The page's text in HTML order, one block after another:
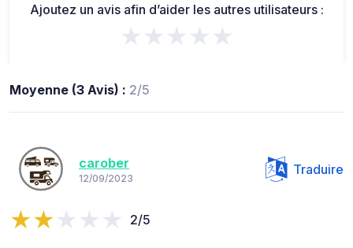
Ajoutez un avis afin d’aider les autres utilisateurs :
★★★★★
Moyenne (3 Avis) : 2/5
carober
12/09/2023
Traduire
2/5